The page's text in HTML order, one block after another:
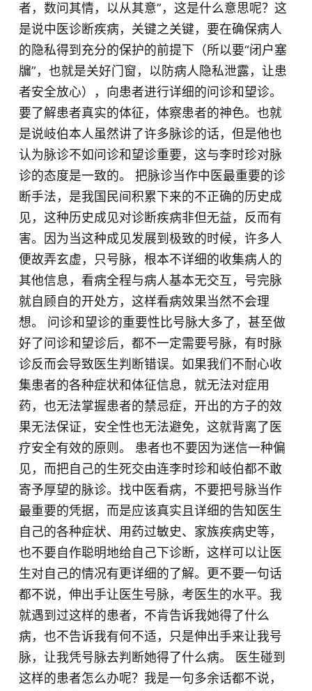
者，数问其情，以从其意”，这是什么意思呢？这
是说中医诊断疾病，关键之关键，要在确保病人
的隐私得到充分的保护的前提下（所以要“闭户塞
牖”，也就是关好门窗，以防病人隐私泄露，让患
者安全放心），向患者进行详细的问诊和望诊。
要了解患者真实的体征，体察患者的神色。也就
是说岐伯本人虽然讲了许多脉诊的话，但是他也
认为脉诊不如问诊和望诊重要，这与李时珍对脉
诊的态度是一致的。 把脉诊当作中医最重要的诊
断手法，是我国民间积累下来的不正确的历史成
见，这种历史成见对诊断疾病非但无益，反而有
害。因为当这种成见发展到极致的时候，许多人
便故弄玄虚，只号脉，根本不详细的收集病人的
其他信息，看病全程与病人基本无交互，号完脉
就自顾自的开处方，这样看病效果当然不会理
想。 问诊和望诊的重要性比号脉大多了，甚至做
好了问诊和望诊后，都不一定需要号脉，有时脉
诊反而会导致医生判断错误。如果我们不耐心收
集患者的各种症状和体征信息，就无法对症用
药，也无法掌握患者的禁忌症，开出的方子的效
果无法保证，安全性也无法避免，这就背离了医
疗安全有效的原则。 患者也不要因为迷信一种偏
见，而把自己的生死交由连李时珍和岐伯都不敢
寄予厚望的脉诊。找中医看病，不要把号脉当作
最重要的凭据，而是应该真实且详细的告知医生
自己的各种症状、用药过敏史、家族疾病史等，
也不要自作聪明地给自己下诊断，这样可以让医
生对自己的情况有更详细的了解。更不要一句话
都不说，伸出手让医生号脉，考医生的水平。我
就遇到过这样的患者，不肯告诉我她得了什么
病，也不告诉我有何不适，只是伸出手来让我号
脉，让我凭号脉去判断她得了什么病。 医生碰到
这样的患者怎么办呢？我是一句多余话都不说，